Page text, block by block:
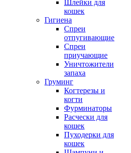
Шлейки для
кошек
Гигиена
Спреи
отпугивающие
Спреи
приучающие
Уничтожители
запаха
Груминг
Когтерезы и
когти
Фурминаторы
Расчески для
кошек
Пуходерки для
кошек